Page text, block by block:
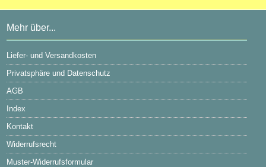
Mehr über...
Liefer- und Versandkosten
Privatsphäre und Datenschutz
AGB
Index
Kontakt
Widerrufsrecht
Muster-Widerrufsformular